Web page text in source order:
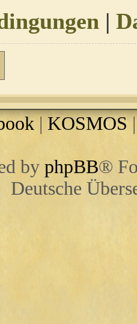
|
|KOSMOS
by phpBB®
Deutsche